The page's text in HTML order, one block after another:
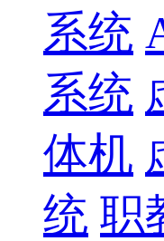
系统
系统
体机
统 职